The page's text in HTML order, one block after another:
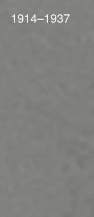
1914–1937